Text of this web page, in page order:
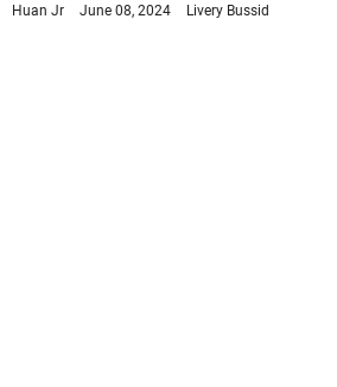
Huan Jr June 08, 2024 Livery Bussid